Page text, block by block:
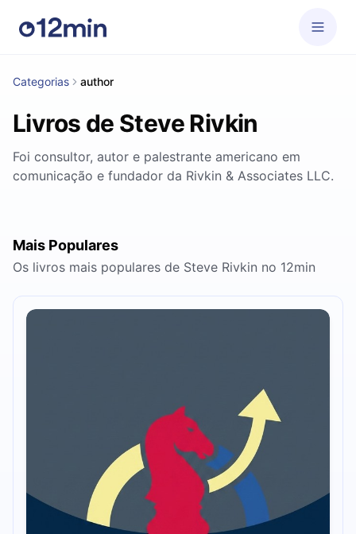
Categorias author
Livros de Steve Rivkin
Foi consultor, autor e palestrante americano em
comunicação e fundador da Rivkin & Associates LLC.
Mais Populares
Os livros mais populares de Steve Rivkin no 12min